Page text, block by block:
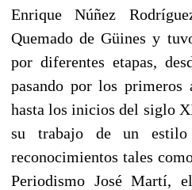
Enrique Núñez
Quemado de Güines y
por diferentes etapas,
pasando por los primeros
hasta los inicios del siglo
su trabajo de un
reconocimientos tales
Periodismo José Martí,